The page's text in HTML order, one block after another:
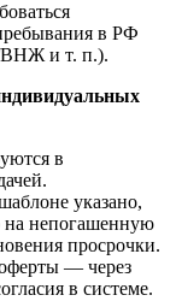
в РФ
ВНЖ и т. п.).
в
указано,
на непогашенную
просрочки.
— через
в системе.